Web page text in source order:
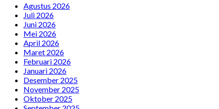
Agustus 2026
Juli 2026
Juni 2026
Mei 2026
April 2026
Maret 2026
Februari 2026
Januari 2026
Desember 2025
November 2025
Oktober 2025